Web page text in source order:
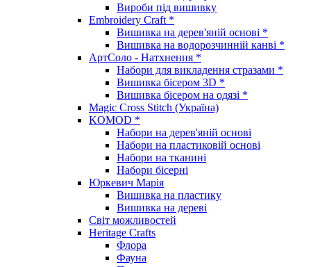
Вироби під вишивку
Embroidery Craft *
Вишивка на дерев'яній основі *
Вишивка на водорозчинній канві *
АртСоло - Натхнення *
Набори для викладення стразами *
Вишивка бісером 3D *
Вишивка бісером на одязі *
Magic Cross Stitch (Україна)
KOMOD *
Набори на дерев'яній основі
Набори на пластиковій основі
Набори на тканині
Набори бісерні
Юркевич Марія
Вишивка на пластику
Вишивка на дереві
Світ можливостей
Heritage Crafts
Флора
Фауна